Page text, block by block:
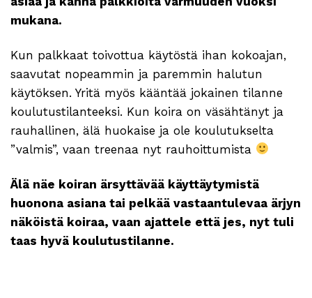
mukana.
Kun palkkaat toivottua käytöstä ihan kokoajan,
saavutat nopeammin ja paremmin halutun
käytöksen. Yritä myös kääntää jokainen tilanne
koulutustilanteeksi. Kun koira on väsähtänyt ja
rauhallinen, älä huokaise ja ole koulutukselta
”valmis”, vaan treenaa nyt rauhoittumista
Älä näe koiran ärsyttävää käyttäytymistä
huonona asiana tai pelkää vastaantulevaa ärjyn
näköistä koiraa, vaan ajattele että jes, nyt tuli
taas hyvä koulutustilanne.